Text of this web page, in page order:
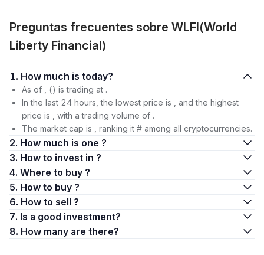
Preguntas frecuentes sobre WLFI(World
Liberty Financial)
1. How much is today?
As of , () is trading at .
In the last 24 hours, the lowest price is , and the highest
price is , with a trading volume of .
The market cap is , ranking it # among all cryptocurrencies.
2. How much is one ?
3. How to invest in ?
4. Where to buy ?
5. How to buy ?
6. How to sell ?
7. Is a good investment?
8. How many are there?